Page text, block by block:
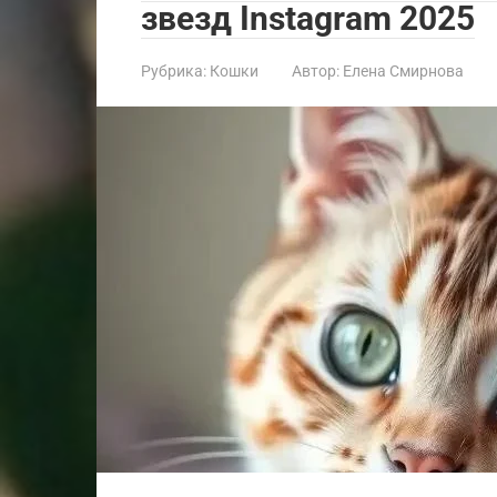
звезд Instagram 2025
Рубрика: Кошки Автор: Елена Смирнова